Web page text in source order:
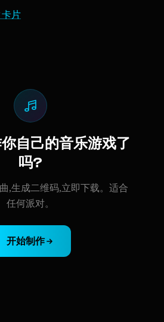
片
自己的音乐游戏了
吗?
,生成二维码,立即下载。适合
任何派对。
开始制作